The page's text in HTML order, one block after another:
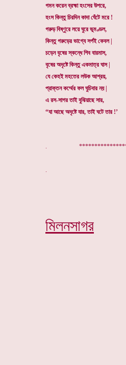
.
মিলনসাগর
গমন করেন ব্রহ্মা হংসের উপরে,
হংস কিন্তু চিরদিন কাদা ঘেঁটে মরে !
গরুড় বিষ্ণুরে লয়ে ঘুরে ভূমণ্ডল,
কিন্তু গরুড়ের ভাগ্যে সর্পই কেবল |
চড়েন বৃষের স্কন্ধে শিব বারমাস,
বৃষের অদৃষ্টে কিন্তু একমাত্র ঘাস |
যে কেহই মহতের লউক আশ্রয়,
প্রাক্তন কর্ম্মের ফল ঘুচিবার নয় |
এ রস-সাগর তাই বুঝিয়াছে সার,
“যা আছে অদৃষ্টে যার, তাই ঘটে তার !’